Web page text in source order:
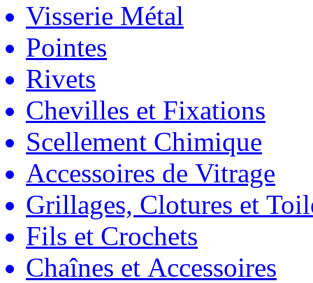
Visserie Métal
Pointes
Rivets
Chevilles et Fixations
Scellement Chimique
Accessoires de Vitrage
Grillages, Clotures et
Fils et Crochets
Chaînes et Accessoires